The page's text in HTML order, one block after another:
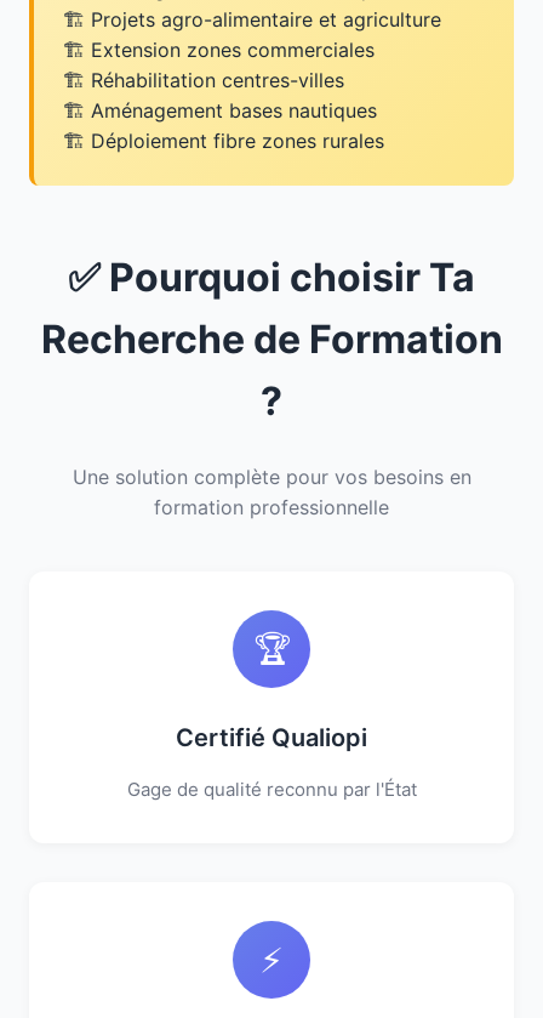
Projets agro-alimentaire et agriculture
Extension zones commerciales
Réhabilitation centres-villes
Aménagement bases nautiques
Déploiement fibre zones rurales
✅ Pourquoi choisir Ta
Recherche de Formation
?
Une solution complète pour vos besoins en
formation professionnelle
🏆
Certifié Qualiopi
Gage de qualité reconnu par l'État
⚡